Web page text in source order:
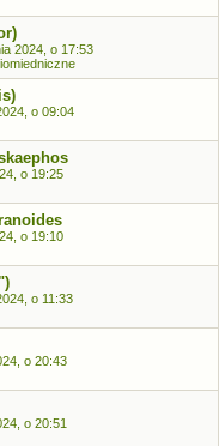
2024, o 17:53
o 09:04
o 19:25
o 19:10
o 11:33
o 20:43
o 20:51